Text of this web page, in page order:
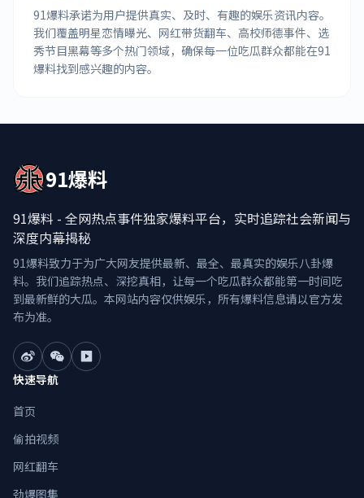
91爆料承诺为用户提供真实、及时、有趣的娱乐资讯内容。
我们覆盖明星恋情曝光、网红带货翻车、高校师德事件、选
秀节目黑幕等多个热门领域，确保每一位吃瓜群众都能在91
爆料找到感兴趣的内容。
91爆料
91爆料 - 全网热点事件独家爆料平台，实时追踪社会新闻与
深度内幕揭秘
91爆料致力于为广大网友提供最新、最全、最真实的娱乐八卦爆
料。我们追踪热点、深挖真相，让每一个吃瓜群众都能第一时间吃
到最新鲜的大瓜。本网站内容仅供娱乐，所有爆料信息请以官方发
布为准。
快速导航
首页
偷拍视频
网红翻车
劲爆图集